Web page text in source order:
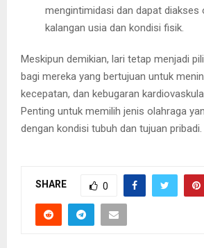
mengintimidasi dan dapat diakses
kalangan usia dan kondisi fisik.
Meskipun demikian, lari tetap menjadi
bagi mereka yang bertujuan untuk
kecepatan, dan kebugaran
Penting untuk memilih jenis olahraga
dengan kondisi tubuh dan tujuan pribadi.
SHARE 0